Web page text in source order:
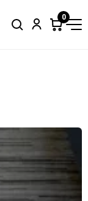
SearchAccount
0
Items